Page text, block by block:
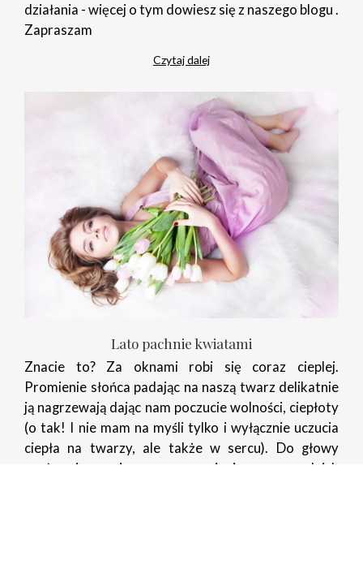
działania - więcej o tym dowiesz się z naszego blogu .
Zapraszam
Czytaj dalej
Lato pachnie kwiatami
Znacie to? Za oknami robi się coraz cieplej.
Promienie słońca padając na naszą twarz delikatnie
ją nagrzewają dając nam poczucie wolności, ciepłoty
(o tak! I nie mam na myśli tylko i wyłącznie uczucia
ciepła na twarzy, ale także w sercu). Do głowy
napływają przyjemne wspomnienia z poprzednich